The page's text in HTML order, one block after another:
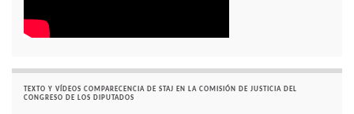
TEXTO Y VÍDEOS COMPARECENCIA DE STAJ EN LA COMISIÓN DE JUSTICIA DEL
CONGRESO DE LOS DIPUTADOS